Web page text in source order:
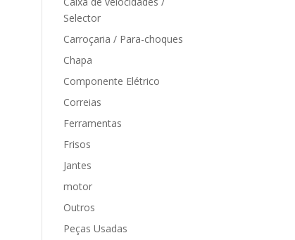
Selector
Carroçaria / Para-choques
Chapa
Componente Elétrico
Correias
Ferramentas
Frisos
Jantes
motor
Outros
Peças Usadas